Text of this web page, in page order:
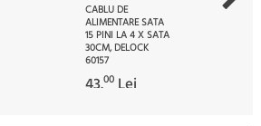
CABLU DE
ALIMENTARE SATA
15 PINI LA 4 X SATA
30CM, DELOCK
60157
43.00 Lei